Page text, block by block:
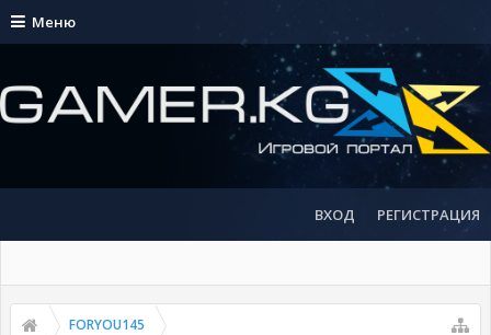
Меню
ВХОД РЕГИСТРАЦИЯ
FORYOU145